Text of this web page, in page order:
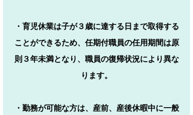
・育児休業は子が３歳に達する日まで取得する
ことができるため、任期付職員の任用期間は原
則３年未満となり、職員の復帰状況により異な
ります。
・勤務が可能な方は、産前、産後休暇中に一般